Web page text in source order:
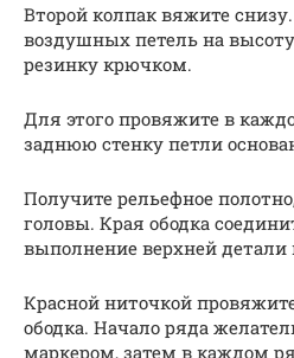
Второй колпак вяжите
воздушных петель на
резинку крючком.
Для этого провяжите в
заднюю стенку петли
Получите рельефное
головы. Края ободка
выполнение верхней детали
Красной ниточкой
ободка. Начало ряда
маркером, затем в каждом